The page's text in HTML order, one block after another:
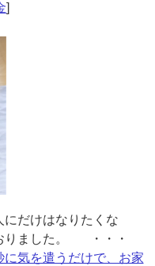
]
だけはなりたくな
りました。 ・・・
に気を遣うだけで、お家